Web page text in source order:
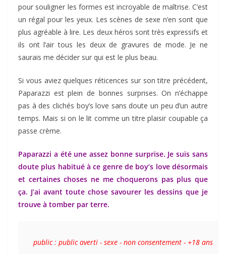
pour souligner les formes est incroyable de maîtrise. C’est
un régal pour les yeux. Les scènes de sexe n’en sont que
plus agréable à lire. Les deux héros sont très expressifs et
ils ont l’air tous les deux de gravures de mode. Je ne
saurais me décider sur qui est le plus beau.
Si vous aviez quelques réticences sur son titre précédent,
Paparazzi est plein de bonnes surprises. On n’échappe
pas à des clichés boy’s love sans doute un peu d’un autre
temps. Mais si on le lit comme un titre plaisir coupable ça
passe crème.
Paparazzi a été une assez bonne surprise. Je suis sans
doute plus habitué à ce genre de boy’s love désormais
et certaines choses ne me choquerons pas plus que
ça. J’ai avant toute chose savourer les dessins que je
trouve à tomber par terre.
public : public averti - sexe - non consentement - +18 ans